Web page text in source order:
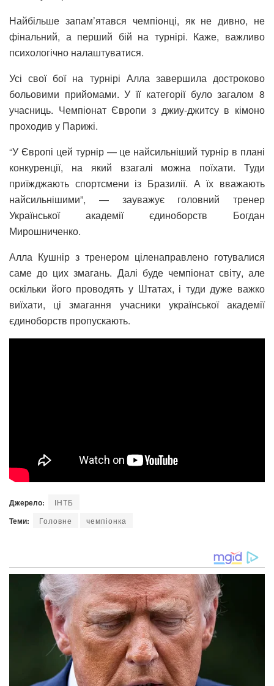
Найбільше запам’ятався чемпіонці, як не дивно, не
фінальний, а перший бій на турнірі. Каже, важливо
психологічно налаштуватися.
Усі свої бої на турнірі Алла завершила достроково
больовими прийомами. У її категорії було загалом 8
учасниць. Чемпіонат Європи з джиу-джитсу в кімоно
проходив у Парижі.
“У Європі цей турнір — це найсильніший турнір в плані
конкуренції, на який взагалі можна поїхати. Туди
приїжджають спортсмени із Бразилії. А їх вважають
найсильнішими”, — зауважує головний тренер
Української академії єдиноборств Богдан
Мирошниченко.
Алла Кушнір з тренером ціленаправлено готувалися
саме до цих змагань. Далі буде чемпіонат світу, але
оскільки його проводять у Штатах, і туди дуже важко
виїхати, ці змагання учасники української академії
єдиноборств пропускають.
Джерело: ІНТБ
Теми: Головне чемпіонка